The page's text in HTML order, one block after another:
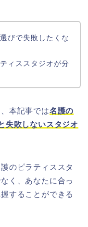
びで失敗したくな
ィススタジオが分
本記事では名護の
失敗しないスタジオ
のピラティススタ
く、あなたに合っ
することができる